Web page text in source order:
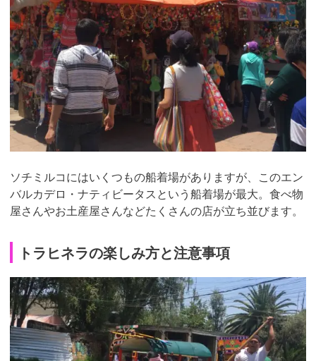
ソチミルコにはいくつもの船着場がありますが、このエン
バルカデロ・ナティビータスという船着場が最大。食べ物
屋さんやお土産屋さんなどたくさんの店が立ち並びます。
トラヒネラの楽しみ方と注意事項